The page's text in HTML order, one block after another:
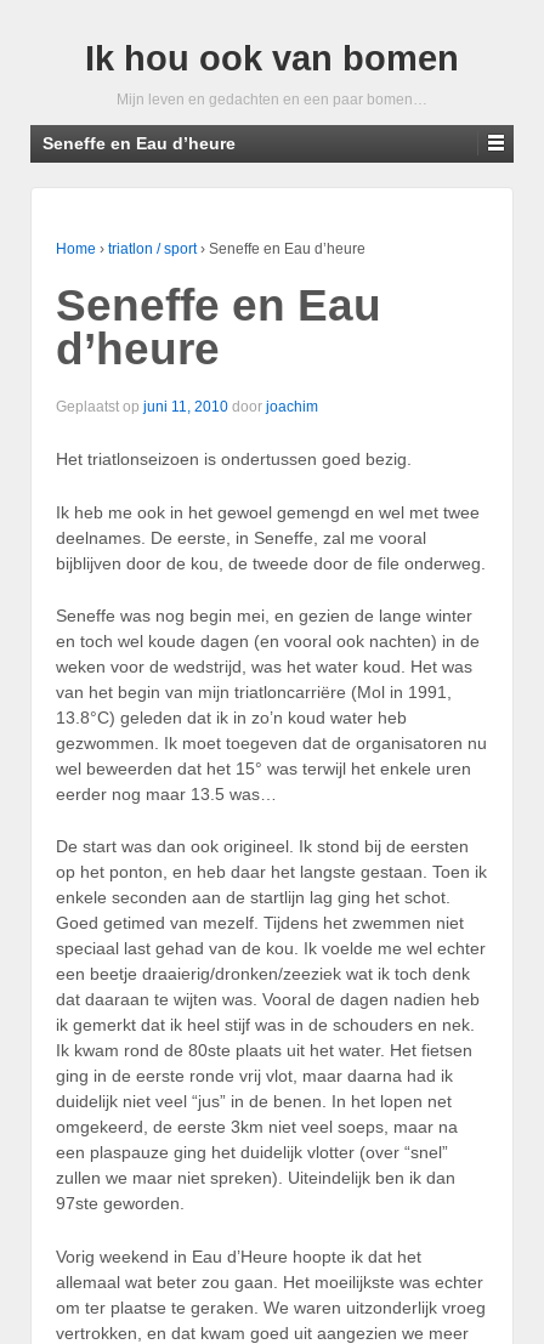
Ik hou ook van bomen
Mijn leven en gedachten en een paar bomen…
Seneffe en Eau d’heure
Home › triatlon / sport › Seneffe en Eau d’heure
Seneffe en Eau
d’heure
Geplaatst op juni 11, 2010 door joachim
Het triatlonseizoen is ondertussen goed bezig.
Ik heb me ook in het gewoel gemengd en wel met twee
deelnames. De eerste, in Seneffe, zal me vooral
bijblijven door de kou, de tweede door de file onderweg.
Seneffe was nog begin mei, en gezien de lange winter
en toch wel koude dagen (en vooral ook nachten) in de
weken voor de wedstrijd, was het water koud. Het was
van het begin van mijn triatloncarriëre (Mol in 1991,
13.8°C) geleden dat ik in zo’n koud water heb
gezwommen. Ik moet toegeven dat de organisatoren nu
wel beweerden dat het 15° was terwijl het enkele uren
eerder nog maar 13.5 was…
De start was dan ook origineel. Ik stond bij de eersten
op het ponton, en heb daar het langste gestaan. Toen ik
enkele seconden aan de startlijn lag ging het schot.
Goed getimed van mezelf. Tijdens het zwemmen niet
speciaal last gehad van de kou. Ik voelde me wel echter
een beetje draaierig/dronken/zeeziek wat ik toch denk
dat daaraan te wijten was. Vooral de dagen nadien heb
ik gemerkt dat ik heel stijf was in de schouders en nek.
Ik kwam rond de 80ste plaats uit het water. Het fietsen
ging in de eerste ronde vrij vlot, maar daarna had ik
duidelijk niet veel “jus” in de benen. In het lopen net
omgekeerd, de eerste 3km niet veel soeps, maar na
een plaspauze ging het duidelijk vlotter (over “snel”
zullen we maar niet spreken). Uiteindelijk ben ik dan
97ste geworden.
Vorig weekend in Eau d’Heure hoopte ik dat het
allemaal wat beter zou gaan. Het moeilijkste was echter
om ter plaatse te geraken. We waren uitzonderlijk vroeg
vertrokken, en dat kwam goed uit aangezien we meer